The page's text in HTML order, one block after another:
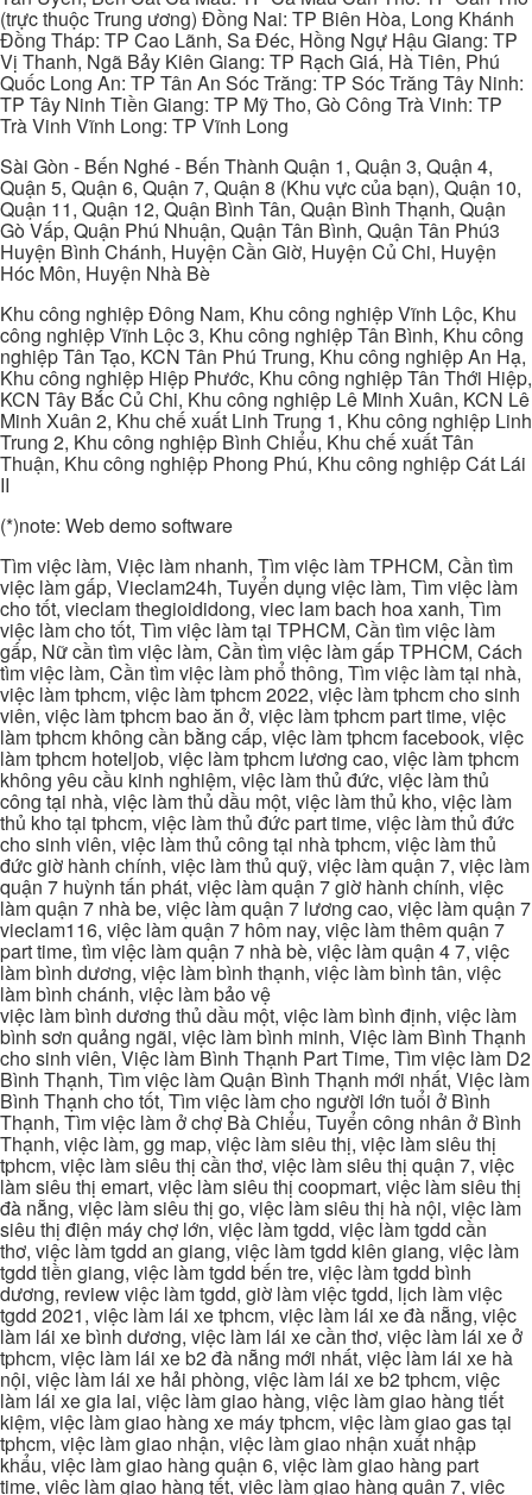
(trực thuộc Trung ương) Đồng Nai: TP Biên Hòa, Long Khánh
Đồng Tháp: TP Cao Lãnh, Sa Đéc, Hồng Ngự Hậu Giang: TP
Vị Thanh, Ngã Bảy Kiên Giang: TP Rạch Giá, Hà Tiên, Phú
Quốc Long An: TP Tân An Sóc Trăng: TP Sóc Trăng Tây Ninh:
TP Tây Ninh Tiền Giang: TP Mỹ Tho, Gò Công Trà Vinh: TP
Trà Vinh Vĩnh Long: TP Vĩnh Long
Sài Gòn - Bến Nghé - Bến Thành Quận 1, Quận 3, Quận 4,
Quận 5, Quận 6, Quận 7, Quận 8 (Khu vực của bạn), Quận 10,
Quận 11, Quận 12, Quận Bình Tân, Quận Bình Thạnh, Quận
Gò Vấp, Quận Phú Nhuận, Quận Tân Bình, Quận Tân Phú3
Huyện Bình Chánh, Huyện Cần Giờ, Huyện Củ Chi, Huyện
Hóc Môn, Huyện Nhà Bè
Khu công nghiệp Đông Nam, Khu công nghiệp Vĩnh Lộc, Khu
công nghiệp Vĩnh Lộc 3, Khu công nghiệp Tân Bình, Khu công
nghiệp Tân Tạo, KCN Tân Phú Trung, Khu công nghiệp An Hạ,
Khu công nghiệp Hiệp Phước, Khu công nghiệp Tân Thới Hiệp,
KCN Tây Bắc Củ Chi, Khu công nghiệp Lê Minh Xuân, KCN Lê
Minh Xuân 2, Khu chế xuất Linh Trung 1, Khu công nghiệp Linh
Trung 2, Khu công nghiệp Bình Chiểu, Khu chế xuất Tân
Thuận, Khu công nghiệp Phong Phú, Khu công nghiệp Cát Lái
II
(*)note: Web demo software
Tìm việc làm, Việc làm nhanh, Tìm việc làm TPHCM, Cần tìm
việc làm gấp, Vieclam24h, Tuyển dụng việc làm, Tìm việc làm
cho tốt, vieclam thegioididong, viec lam bach hoa xanh, Tìm
việc làm cho tốt, Tìm việc làm tại TPHCM, Cần tìm việc làm
gấp, Nữ cần tìm việc làm, Cần tìm việc làm gấp TPHCM, Cách
tìm việc làm, Cần tìm việc làm phổ thông, Tìm việc làm tại nhà,
việc làm tphcm, việc làm tphcm 2022, việc làm tphcm cho sinh
viên, việc làm tphcm bao ăn ở, việc làm tphcm part time, việc
làm tphcm không cần bằng cấp, việc làm tphcm facebook, việc
làm tphcm hoteljob, việc làm tphcm lương cao, việc làm tphcm
không yêu cầu kinh nghiệm, việc làm thủ đức, việc làm thủ
công tại nhà, việc làm thủ dầu một, việc làm thủ kho, việc làm
thủ kho tại tphcm, việc làm thủ đức part time, việc làm thủ đức
cho sinh viên, việc làm thủ công tại nhà tphcm, việc làm thủ
đức giờ hành chính, việc làm thủ quỹ, việc làm quận 7, việc làm
quận 7 huỳnh tấn phát, việc làm quận 7 giờ hành chính, việc
làm quận 7 nhà be, việc làm quận 7 lương cao, việc làm quận 7
vieclam116, việc làm quận 7 hôm nay, việc làm thêm quận 7
part time, tìm việc làm quận 7 nhà bè, việc làm quận 4 7, việc
làm bình dương, việc làm bình thạnh, việc làm bình tân, việc
làm bình chánh, việc làm bảo vệ
việc làm bình dương thủ dầu một, việc làm bình định, việc làm
bình sơn quảng ngãi, việc làm bình minh, Việc làm Bình Thạnh
cho sinh viên, Việc làm Bình Thạnh Part Time, Tìm việc làm D2
Bình Thạnh, Tìm việc làm Quận Bình Thạnh mới nhất, Việc làm
Bình Thạnh cho tốt, Tìm việc làm cho người lớn tuổi ở Bình
Thạnh, Tìm việc làm ở chợ Bà Chiểu, Tuyển công nhân ở Bình
Thạnh, việc làm, gg map, việc làm siêu thị, việc làm siêu thị
tphcm, việc làm siêu thị cần thơ, việc làm siêu thị quận 7, việc
làm siêu thị emart, việc làm siêu thị coopmart, việc làm siêu thị
đà nẵng, việc làm siêu thị go, việc làm siêu thị hà nội, việc làm
siêu thị điện máy chợ lớn, việc làm tgdd, việc làm tgdd cần
thơ, việc làm tgdd an giang, việc làm tgdd kiên giang, việc làm
tgdd tiền giang, việc làm tgdd bến tre, việc làm tgdd bình
dương, review việc làm tgdd, giờ làm việc tgdd, lịch làm việc
tgdd 2021, việc làm lái xe tphcm, việc làm lái xe đà nẵng, việc
làm lái xe bình dương, việc làm lái xe cần thơ, việc làm lái xe ở
tphcm, việc làm lái xe b2 đà nẵng mới nhất, việc làm lái xe hà
nội, việc làm lái xe hải phòng, việc làm lái xe b2 tphcm, việc
làm lái xe gia lai, việc làm giao hàng, việc làm giao hàng tiết
kiệm, việc làm giao hàng xe máy tphcm, việc làm giao gas tại
tphcm, việc làm giao nhận, việc làm giao nhận xuất nhập
khẩu, việc làm giao hàng quận 6, việc làm giao hàng part
time, việc làm giao hàng tết, việc làm giao hàng quận 7, việc